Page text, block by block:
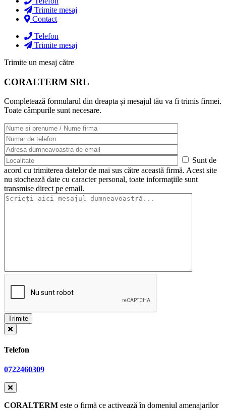
Trimite mesaj
Contact
Telefon
Trimite mesaj
Trimite un mesaj către
CORALTERM SRL
Completează formularul din dreapta și mesajul tău va fi trimis firmei.
Toate câmpurile sunt necesare.
Sunt de
acord cu trimiterea datelor de mai sus către această firmă. Acest site
nu stochează date cu caracter personal, toate informaţiile sunt
transmise direct pe email.
Telefon
0722460309
CORALTERM este o firmă ce activează în domeniul amenajarilor